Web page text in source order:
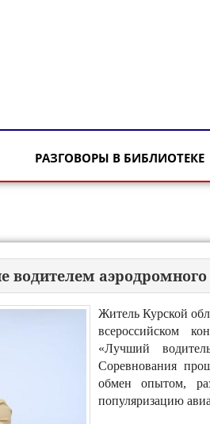
РАЗГОВОРЫ В БИБЛИОТЕКЕ
водителем
Житель Курской
всероссийском
«Лучший
Соревнования
обмен опытом,
популяризацию